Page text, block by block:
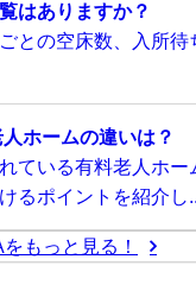
はありますか？
との空床数、入所
ホームの違いは？
ている有料老人ホ
るポイントを紹介し
もっと見る！